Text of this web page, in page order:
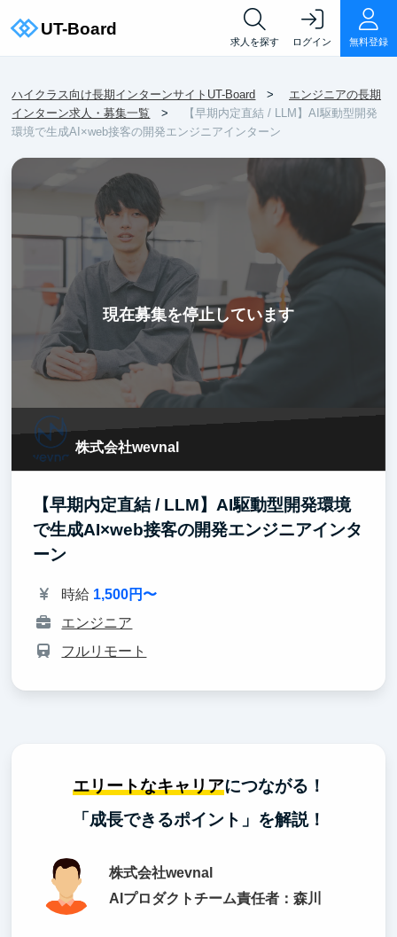
求人を探す ログイン 無料登録
ハイクラス向け長期インターンサイトUT-Board
エンジニアの長期
インターン求人・募集一覧
【早期内定直結 / LLM】AI駆動型開発
環境で生成AI×web接客の開発エンジニアインターン
現在募集を停止しています
株式会社wevnal
【早期内定直結 / LLM】AI駆動型開発環境
で生成AI×web接客の開発エンジニアインタ
ーン
時給 1,500円〜
エンジニア
フルリモート
エリートなキャリアにつながる！
「成長できるポイント」を解説！
株式会社wevnal
AIプロダクトチーム責任者：森川